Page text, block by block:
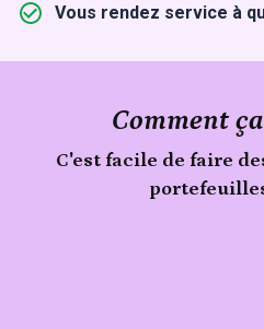
Vous rendez service à
Comment
C'est facile de faire